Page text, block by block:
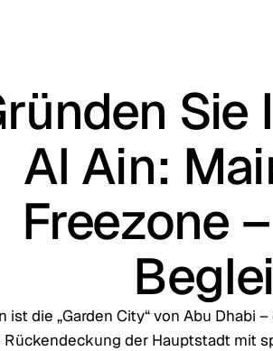
Sie
Al Ain:
Freezone
ist die „Garden City“ von Abu Dhabi
der Hauptstadt mit